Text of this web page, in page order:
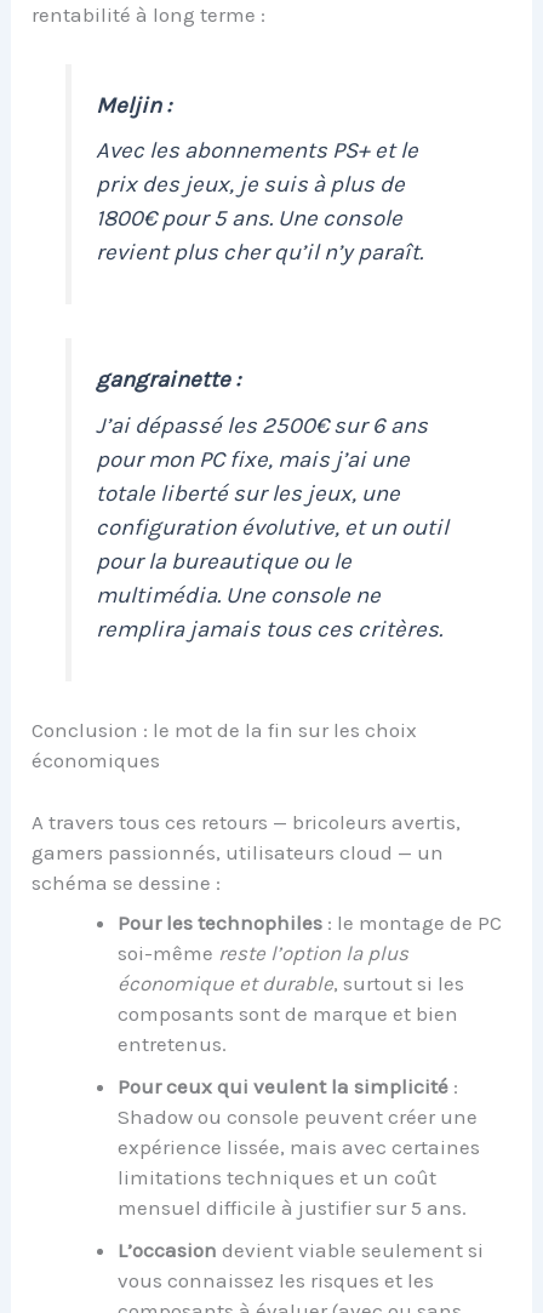
rentabilité à long terme :
Meljin :
Avec les abonnements PS+ et le
prix des jeux, je suis à plus de
1800€ pour 5 ans. Une console
revient plus cher qu’il n’y paraît.
gangrainette :
J’ai dépassé les 2500€ sur 6 ans
pour mon PC fixe, mais j’ai une
totale liberté sur les jeux, une
configuration évolutive, et un outil
pour la bureautique ou le
multimédia. Une console ne
remplira jamais tous ces critères.
Conclusion : le mot de la fin sur les choix
économiques
A travers tous ces retours — bricoleurs avertis,
gamers passionnés, utilisateurs cloud — un
schéma se dessine :
Pour les technophiles : le montage de PC
soi-même reste l’option la plus
économique et durable, surtout si les
composants sont de marque et bien
entretenus.
Pour ceux qui veulent la simplicité :
Shadow ou console peuvent créer une
expérience lissée, mais avec certaines
limitations techniques et un coût
mensuel difficile à justifier sur 5 ans.
L’occasion devient viable seulement si
vous connaissez les risques et les